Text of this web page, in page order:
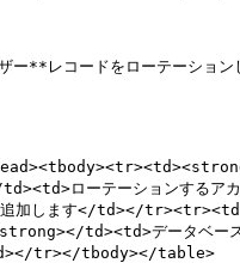
レコードをローテーション
テーションするアカウン
値を追加します</td></
td><td>データベースサ
td></tr></tbody></table>